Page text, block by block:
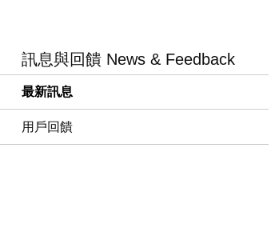
訊息與回饋 News & Feedback
最新訊息
用戶回饋